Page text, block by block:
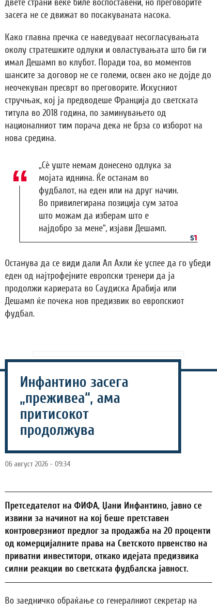
двете страни веќе биле воспоставени, но преговорите
засега не се движат во посакуваната насока.
Како главна пречка се наведуваат несогласувањата
околу стратешките одлуки и овластувањата што би ги
имал Дешамп во клубот. Поради тоа, во моментов
шансите за договор не се големи, освен ако не дојде до
неочекуван пресврт во преговорите. Искусниот
стручњак, кој ја предводеше Франција до светската
титула во 2018 година, по заминувањето од
националниот тим порача дека не брза со изборот на
нова средина.
„Сè уште немам донесено одлука за
мојата иднина. Ќе останам во
фудбалот, на еден или на друг начин.
Во привилегирана позиција сум затоа
што можам да изберам што е
најдобро за мене“, изјави Дешамп.
Останува да се види дали Ал Ахли ќе успее да го убеди
еден од најтрофејните европски тренери да ја
продолжи кариерата во Саудиска Арабија или
Дешамп ќе почека нов предизвик во европскиот
фудбал.
Инфантино засега
„преживеа“, ама
притисокот
продолжува
06 август 2026 - 09:34
Претседателот на ФИФА, Џани Инфантино, јавно се
извини за начинот на кој беше претставен
контроверзниот предлог за продажба на 20 проценти
од комерцијалните права на Светското првенство на
приватни инвеститори, откако идејата предизвика
силни реакции во светската фудбалска јавност.
Во заедничко обраќање со генералниот секретар на